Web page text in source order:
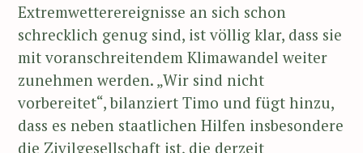
Extremwetterereignisse an sich schon
schrecklich genug sind, ist völlig klar, dass sie
mit voranschreitendem Klimawandel weiter
zunehmen werden. „Wir sind nicht
vorbereitet“, bilanziert Timo und fügt hinzu,
dass es neben staatlichen Hilfen insbesondere
die Zivilgesellschaft ist, die derzeit